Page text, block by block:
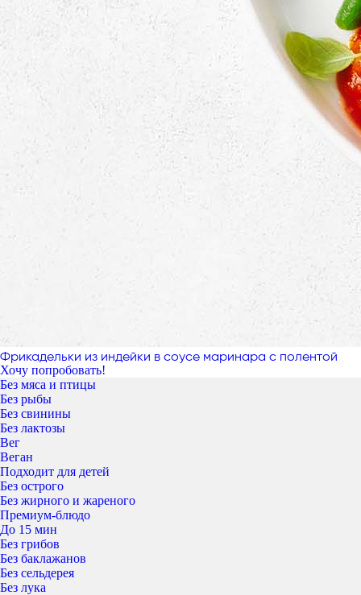
Фрикадельки из индейки в соусе маринара с полентой
Хочу попробовать!
Без мяса и птицы
Без рыбы
Без свинины
Без лактозы
Вег
Веган
Подходит для детей
Без острого
Без жирного и жареного
Премиум-блюдо
До 15 мин
Без грибов
Без баклажанов
Без сельдерея
Без лука